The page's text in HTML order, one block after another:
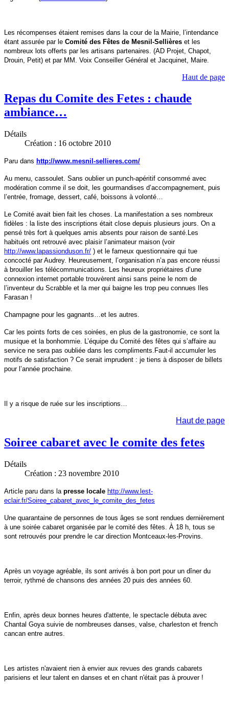
Les récompenses étaient remises dans la cour de la Mairie, l’intendance
étant assurée par le Comité des Fêtes de Mesnil-Sellières et les
nombreux lots offerts par les artisans partenaires. (AD Projet, Chapot,
Drouin, Petit) et par MM. Voix Conseiller Général et Jacquinet, Maire.
Haut de page
Repas du Comite des Fetes : chaude
ambiance…
Détails
Création : 16 octobre 2010
Paru dans http://www.mesnil-sellieres.com/
Au menu, cassoulet. Sans oublier un punch-apéritif consommé avec
modération comme il se doit, les gourmandises d’accompagnement, puis
l’entrée, fromage, dessert, café, boissons à volonté…
Le Comité avait bien fait les choses. La manifestation a ses nombreux
fidèles : la liste des inscriptions était close depuis plusieurs jours. On a
pensé très fort à quelques amis absents pour raison de santé.Les
habitués ont retrouvé avec plaisir l’animateur maison (voir
http://www.lapassionduson.fr/ ) et le fameux questionnaire qui tue
concocté par Audrey. Heureusement, l’organisation n’a pas encore réussi
à brouiller les télécommunications. Les heureux propriétaires d’une
connexion internet portable trouvèrent ainsi sans peine le nom de
l’inventeur du Scrabble et la mer qui baigne les trop peu connues Iles
Farasan !
Champagne pour les gagnants…et les autres.
Car les points forts de ces soirées, en plus de la gastronomie, ce sont la
musique et la bonhommie. L’équipe du Comité des fêtes qui s’affaire au
service ne sera pas oubliée dans les compliments. Faut-il accumuler les
motifs de satisfaction ? Ce serait imprudent : je tiens à disposer de billets
pour l’année prochaine.
Il y a risque de ruée sur les inscriptions…
Haut de page
Soiree cabaret avec le comite des fetes
Détails
Création : 23 novembre 2010
Article paru dans la presse locale http://www.lest-
eclair.fr/Soiree_cabaret_avec_le_comite_des_fetes
Une quarantaine de personnes de tous âges se sont rendues dernièrement
à une soirée cabaret organisée par le comité des fêtes. À 18 h, tous se
sont retrouvés pour prendre le car direction Montceaux-les-Provins.
Après un voyage agréable, ils sont arrivés à bon port pour un dîner du
terroir, rythmé de chansons des années 20 puis des années 60.
Enfin, après deux bonnes heures d'attente, le spectacle débuta avec
Chantal Goya suivie de nombreuses danses, valse, charleston et french
cancan entre autres.
Les artistes n'avaient rien à envier aux revues des grands cabarets
parisiens et leur talent en danses et en chant n'était pas à prouver !